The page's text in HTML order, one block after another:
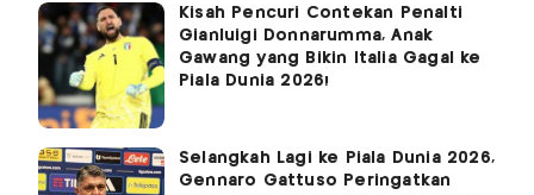
Kisah Pencuri Contekan Penalti
Gianluigi Donnarumma, Anak
Gawang yang Bikin Italia Gagal ke
Piala Dunia 2026!
Selangkah Lagi ke Piala Dunia 2026,
Gennaro Gattuso Peringatkan